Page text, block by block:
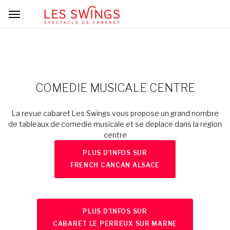
COMEDIE MUSICALE CENTRE
La revue cabaret Les Swings vous propose un grand nombre
de tableaux de comedie musicale et se deplace dans la region
centre
PLUS D'INFOS SUR
FRENCH CANCAN ALSACE
PLUS D'INFOS SUR
CABARET LE PERREUX SUR MARNE